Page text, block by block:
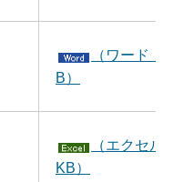
（ワード：
B）
（エクセル
KB）